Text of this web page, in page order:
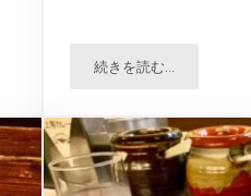
レー」を食べてきた
続きを読む…マジックスパイス